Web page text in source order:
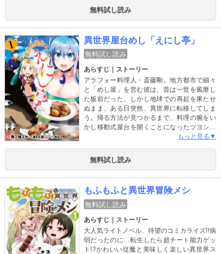
ことが判明し、レイチェルは予想外の展開に
巻き込まれていく……。大人気ライトノベル
無料試し読み
異世界屋台めし「えにし亭」
無料試し読み
あらすじ｜ストーリー
アラフォー料理人・斎藤剛。地方都市で細々
と「めし屋」を営む彼は、昔は一世を風靡し
た板前だった。しかし地球での再起を果たせ
ぬまま、ある日突然、異世界に転移してしま
う。帰る方法が見つかるまで、料理の腕をい
かし移動式屋台を開くことになったツヨシ。
彼の作る料理は異世界で通用するのか…!? な
と、奴隷として売られそうになっていたとこ
ろを助けた美少女エルフ・シーレインといっ
ー、ここに開店!!
もっと見る▼
無料試し読み
もふもふと異世界冒険メシ
無料試し読み
あらすじ｜ストーリー
大人気ライトノベル、待望のコミカライズ!!病
弱だったのに…転生したら超チート能力ゲッ
ト!?かわいい従魔と美味しく楽しい異世界ス